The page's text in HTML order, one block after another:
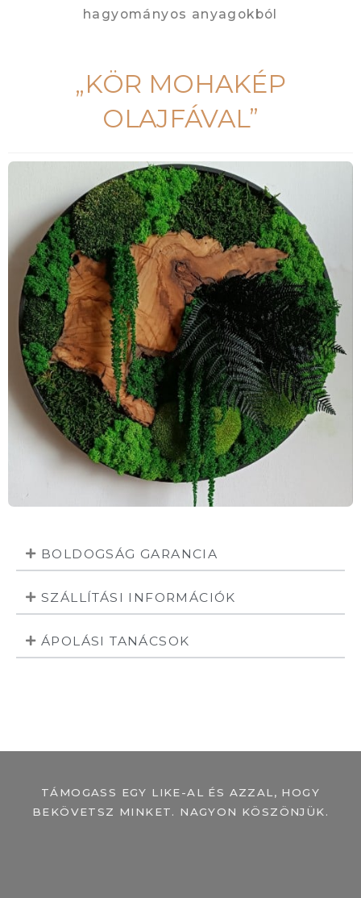
hagyományos anyagokból
BOLDOGSÁG GARANCIA
SZÁLLÍTÁSI INFORMÁCIÓK
ÁPOLÁSI TANÁCSOK
„KÖR MOHAKÉP
OLAJFÁVAL”
TÁMOGASS EGY LIKE-AL ÉS AZZAL, HOGY
BEKÖVETSZ MINKET. NAGYON KÖSZÖNJÜK.